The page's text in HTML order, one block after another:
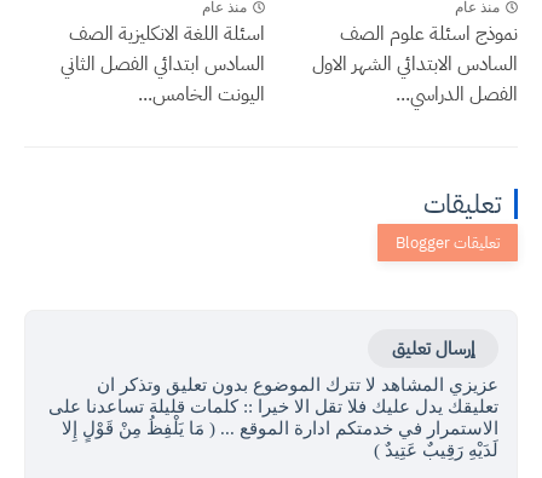
منذ عام
نموذج اسئلة علوم الصف
السادس الابتدائي الشهر الاول
الفصل الدراسي...
منذ عام
اسئلة اللغة الانكليزية الصف
السادس ابتدائي الفصل الثاني
اليونت الخامس...
تعليقات
إرسال تعليق
عزيزي المشاهد لا تترك الموضوع بدون تعليق وتذكر ان
تعليقك يدل عليك فلا تقل الا خيرا :: كلمات قليلة تساعدنا على
الاستمرار في خدمتكم ادارة الموقع ... ( مَا يَلْفِظُ مِنْ قَوْلٍ إِلا
لَدَيْهِ رَقِيبٌ عَتِيدٌ )